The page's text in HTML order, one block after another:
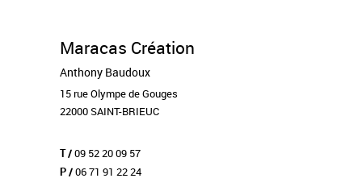
Maracas Création
Anthony Baudoux
15 rue Olympe de Gouges
22000 SAINT-BRIEUC
T / 09 52 20 09 57
P / 06 71 91 22 24